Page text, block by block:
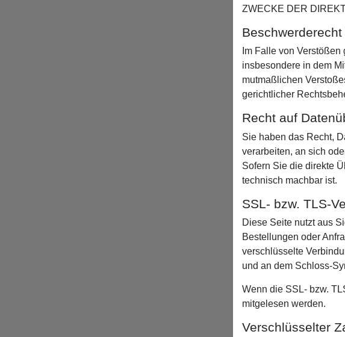
ZWECKE DER
Im Falle von
insbesondere in dem
mutmaßlichen
gerichtlicher
Recht auf
Sie haben das Recht,
verarbeiten, an sich
Sofern Sie die direkte
technisch machbar ist.
SSL- bzw. TLS-
Diese Seite nutzt aus
Bestellungen oder
verschlüsselte
und an dem Schloss-
Wenn die SSL- bzw.
mitgelesen werden.
Verschlüsselter